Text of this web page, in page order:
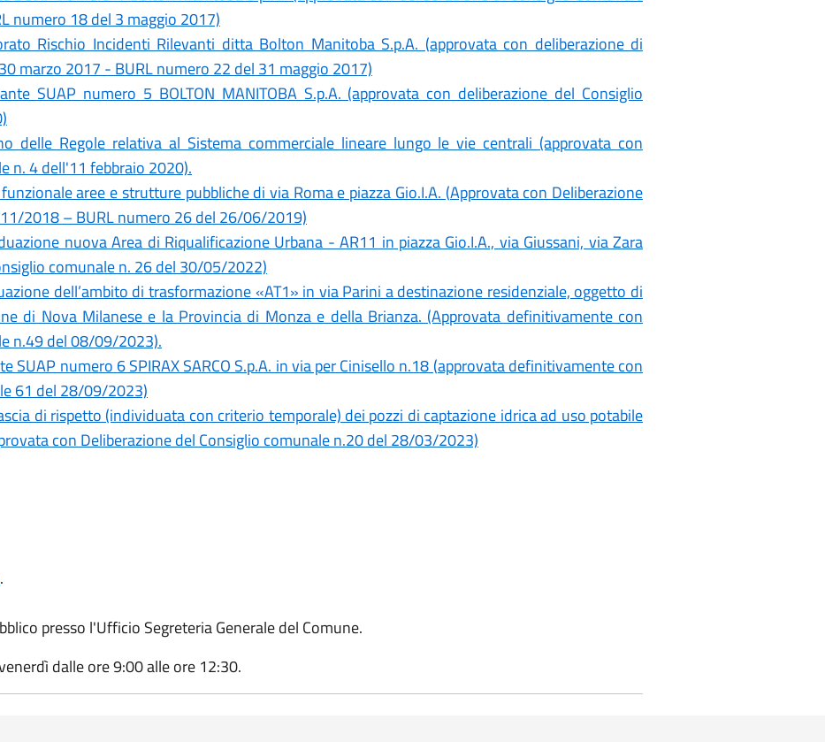
numero 18 del 3 maggio 2017)
Rischio Incidenti Rilevanti ditta Bolton Manitoba S.p.A. (approvata con deliberazione di
marzo 2017 - BURL numero 22 del 31 maggio 2017)
SUAP numero 5 BOLTON MANITOBA S.p.A. (approvata con deliberazione del Consiglio
delle Regole relativa al Sistema commerciale lineare lungo le vie centrali (approvata con
n. 4 dell'11 febbraio 2020).
aree e strutture pubbliche di via Roma e piazza Gio.I.A. (Approvata con Deliberazione
2018 – BURL numero 26 del 26/06/2019)
nuova Area di Riqualificazione Urbana - AR11 in piazza Gio.I.A., via Giussani, via Zara
comunale n. 26 del 30/05/2022)
dell’ambito di trasformazione «AT1» in via Parini a destinazione residenziale, oggetto di
di Nova Milanese e la Provincia di Monza e della Brianza. (Approvata definitivamente con
n.49 del 08/09/2023).
SUAP numero 6 SPIRAX SARCO S.p.A. in via per Cinisello n.18 (approvata definitivamente con
61 del 28/09/2023)
di rispetto (individuata con criterio temporale) dei pozzi di captazione idrica ad uso potabile
con Deliberazione del Consiglio comunale n.20 del 28/03/2023)
.
presso l'Ufficio Segreteria Generale del Comune.
dalle ore 9:00 alle ore 12:30.